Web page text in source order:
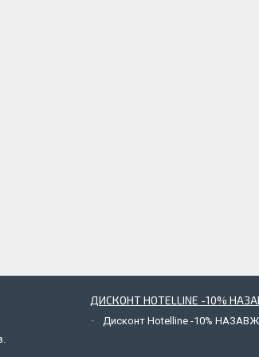
ДИСКОНТ HOTELLINE -10%
Дисконт Hotelline -10%